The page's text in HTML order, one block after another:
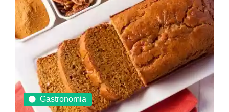
Gastronomia